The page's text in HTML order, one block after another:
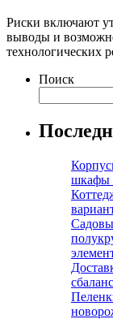
Риски включают
выводы и
технологических
Поиск
шкафы